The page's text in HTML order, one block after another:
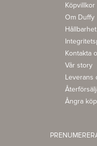
Köpvillkor
Om Duffy
Hållbarhet
Kontakta
Vår story
Leverans
Ångra köp